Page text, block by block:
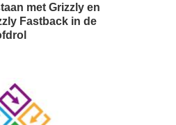
met Grizzly en
Fastback in de